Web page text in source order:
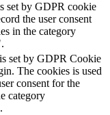
set by GDPR cookie
the user consent
in the category
set by GDPR Cookie
The cookies is used
consent for the
category